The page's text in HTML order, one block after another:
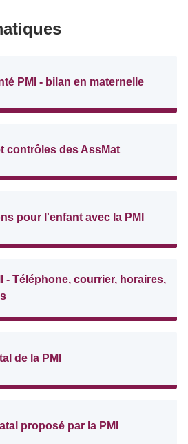
PMI - bilan en maternelle
contrôles des AssMat
pour l'enfant avec la PMI
- Téléphone, courrier, horaires,
de la PMI
proposé par la PMI